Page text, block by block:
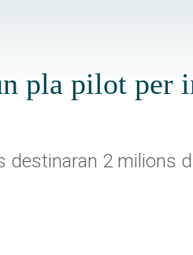
pla pilot per
destinaran 2 milions